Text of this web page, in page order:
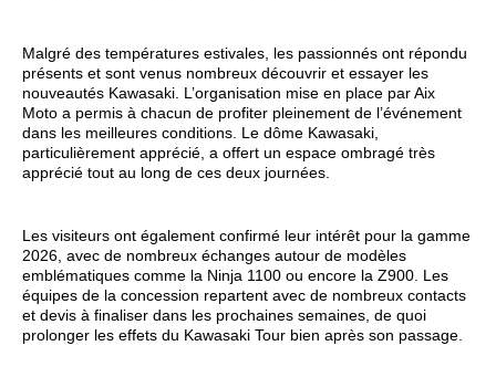
Malgré des températures estivales, les passionnés ont répondu
présents et sont venus nombreux découvrir et essayer les
nouveautés Kawasaki. L’organisation mise en place par Aix
Moto a permis à chacun de profiter pleinement de l’événement
dans les meilleures conditions. Le dôme Kawasaki,
particulièrement apprécié, a offert un espace ombragé très
apprécié tout au long de ces deux journées.
Les visiteurs ont également confirmé leur intérêt pour la gamme
2026, avec de nombreux échanges autour de modèles
emblématiques comme la Ninja 1100 ou encore la Z900. Les
équipes de la concession repartent avec de nombreux contacts
et devis à finaliser dans les prochaines semaines, de quoi
prolonger les effets du Kawasaki Tour bien après son passage.